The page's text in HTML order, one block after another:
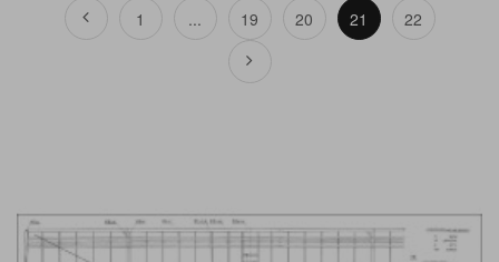
1 ... 19 20 21 22